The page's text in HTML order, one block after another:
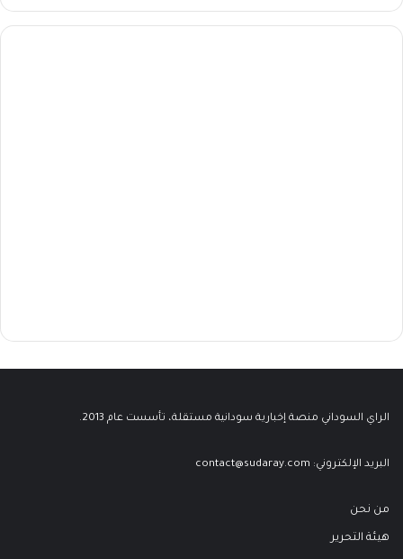
الراي السوداني منصة إخبارية سودانية مستقلة، تأسست عام 2013.
البريد الإلكتروني: contact@sudaray.com
من نحن
هيئة التحرير